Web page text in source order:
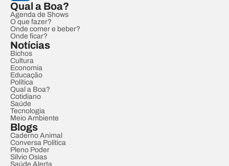
Qual a Boa?
Agenda de Shows
O que fazer?
Onde comer e beber?
Onde ficar?
Notícias
Bichos
Cultura
Economia
Educação
Política
Qual a Boa?
Cotidiano
Saúde
Tecnologia
Meio Ambiente
Blogs
Caderno Animal
Conversa Política
Pleno Poder
Sílvio Osias
Saúde Alerta